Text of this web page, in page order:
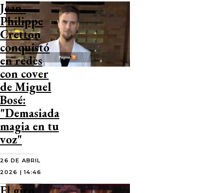
Jean-
Philippe
Cretton
conquistó
en redes
con cover
de Miguel
Bosé:
"Demasiada
magia en tu
voz"
26 DE ABRIL
2026 | 14:46